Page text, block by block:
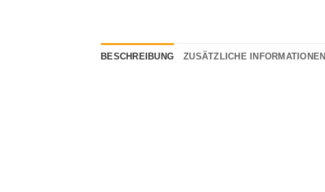
BESCHREIBUNG ZUSÄTZLICHE INFORMATIONEN